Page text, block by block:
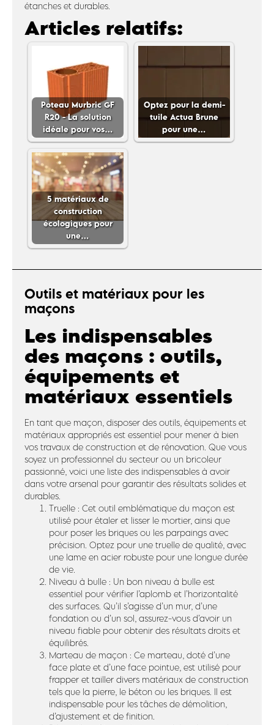
étanches et durables.
Articles relatifs:
Poteau Murbric GF
R20 - La solution
idéale pour vos…
Optez pour la demi-
tuile Actua Brune
pour une…
5 matériaux de
construction
écologiques pour
une…
Outils et matériaux pour les
maçons
Les indispensables
des maçons : outils,
équipements et
matériaux essentiels
En tant que maçon, disposer des outils, équipements et
matériaux appropriés est essentiel pour mener à bien
vos travaux de construction et de rénovation. Que vous
soyez un professionnel du secteur ou un bricoleur
passionné, voici une liste des indispensables à avoir
dans votre arsenal pour garantir des résultats solides et
durables.
Truelle : Cet outil emblématique du maçon est
utilisé pour étaler et lisser le mortier, ainsi que
pour poser les briques ou les parpaings avec
précision. Optez pour une truelle de qualité, avec
une lame en acier robuste pour une longue durée
de vie.
Niveau à bulle : Un bon niveau à bulle est
essentiel pour vérifier l’aplomb et l’horizontalité
des surfaces. Qu’il s’agisse d’un mur, d’une
fondation ou d’un sol, assurez-vous d’avoir un
niveau fiable pour obtenir des résultats droits et
équilibrés.
Marteau de maçon : Ce marteau, doté d’une
face plate et d’une face pointue, est utilisé pour
frapper et tailler divers matériaux de construction
tels que la pierre, le béton ou les briques. Il est
indispensable pour les tâches de démolition,
d’ajustement et de finition.